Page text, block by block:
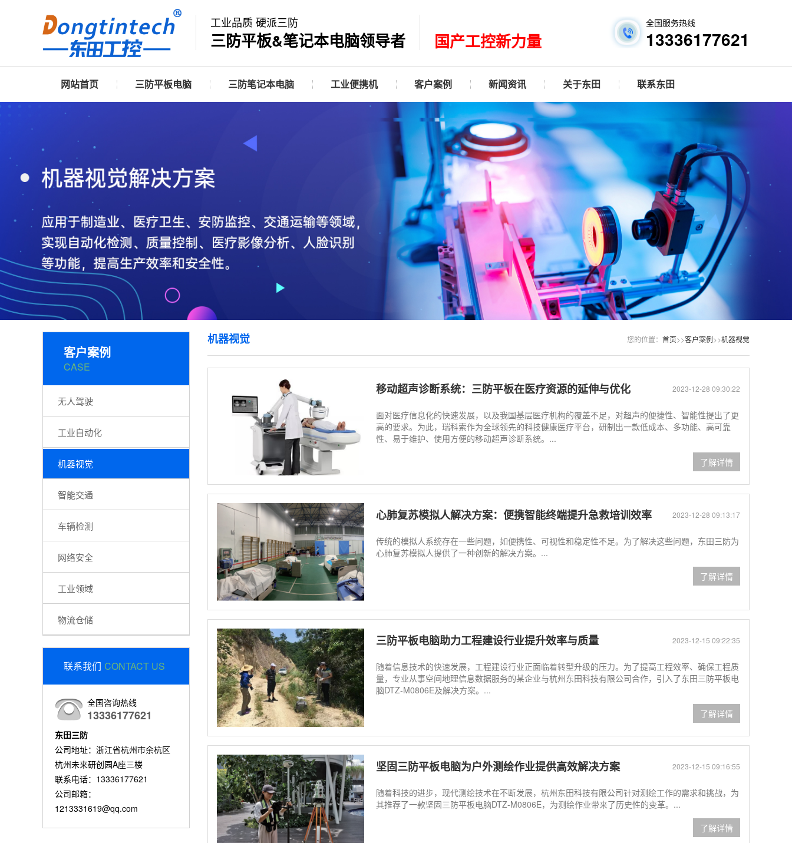
工业品质 硬派三防
三防平板&笔记本电脑领导者 国产工控新力量
全国服务热线
13336177621
网站首页 三防平板电脑 三防笔记本电脑 工业便携机 客户案例 新闻资讯 关于东田 联系东田
客户案例
CASE
无人驾驶
工业自动化
机器视觉
智能交通
车辆检测
网络安全
工业领域
物流仓储
联系我们 CONTACT US
全国咨询热线
13336177621
东田三防
公司地址：浙江省杭州市余杭区
杭州未来研创园A座三楼
联系电话：13336177621
公司邮箱：
1213331619@qq.com
您的位置： 首页>>客户案例>>机器视觉
机器视觉
2023-12-28 09:30:22
移动超声诊断系统：三防平板在医疗资源的延伸与优化
面对医疗信息化的快速发展，以及我国基层医疗机构的覆盖不足，对超声的便捷性、智能性提出了更
高的要求。为此，瑞科索作为全球领先的科技健康医疗平台，研制出一款低成本、多功能、高可靠
性、易于维护、使用方便的移动超声诊断系统。...
了解详情
2023-12-28 09:13:17
心肺复苏模拟人解决方案：便携智能终端提升急救培训效率
传统的模拟人系统存在一些问题，如便携性、可视性和稳定性不足。为了解决这些问题，东田三防为
心肺复苏模拟人提供了一种创新的解决方案。...
了解详情
2023-12-15 09:22:35
三防平板电脑助力工程建设行业提升效率与质量
随着信息技术的快速发展，工程建设行业正面临着转型升级的压力。为了提高工程效率、确保工程质
量，专业从事空间地理信息数据服务的某企业与杭州东田科技有限公司合作，引入了东田三防平板电
脑DTZ-M0806E及解决方案。...
了解详情
2023-12-15 09:16:55
坚固三防平板电脑为户外测绘作业提供高效解决方案
随着科技的进步，现代测绘技术在不断发展，杭州东田科技有限公司针对测绘工作的需求和挑战，为
其推荐了一款坚固三防平板电脑DTZ-M0806E，为测绘作业带来了历史性的变革。...
了解详情